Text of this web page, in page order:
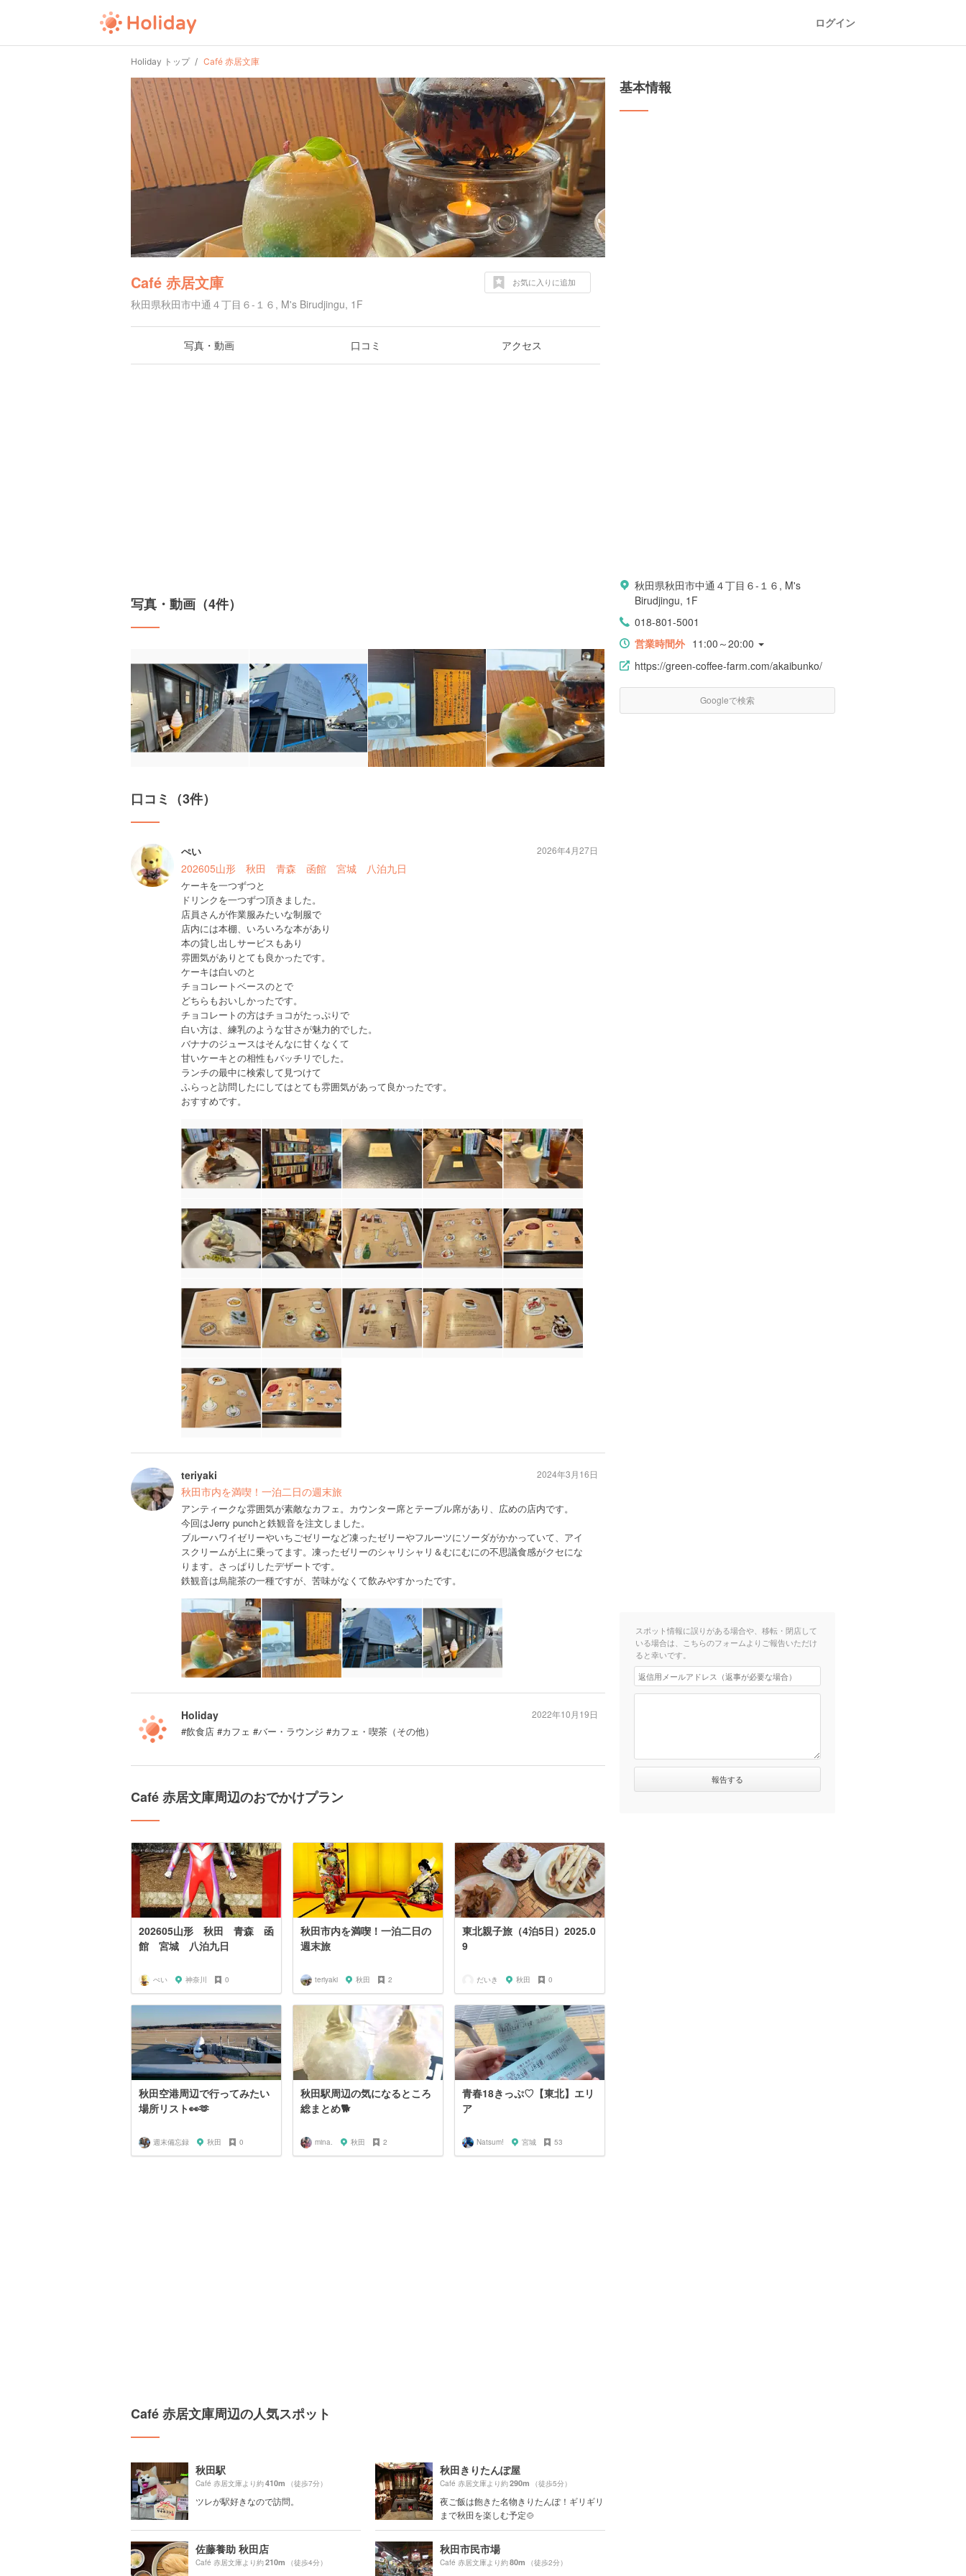
ログイン
Holiday トップ Café 赤居文庫
Café 赤居文庫
秋田県秋田市中通４丁目６-１６, M's Birudjingu, 1F
お気に入りに追加
写真・動画 口コミ アクセス
写真・動画（4件）
口コミ（3件）
ぺい
202605山形 秋田 青森 函館 宮城 八泊九日
ケーキを一つずつと
ドリンクを一つずつ頂きました。
店員さんが作業服みたいな制服で
店内には本棚、いろいろな本があり
本の貸し出しサービスもあり
雰囲気がありとても良かったです。
ケーキは白いのと
チョコレートベースのとで
どちらもおいしかったです。
チョコレートの方はチョコがたっぷりで
白い方は、練乳のような甘さが魅力的でした。
バナナのジュースはそんなに甘くなくて
甘いケーキとの相性もバッチリでした。
ランチの最中に検索して見つけて
ふらっと訪問したにしてはとても雰囲気があって良かったです。
おすすめです。
2026年4月27日
teriyaki
秋田市内を満喫！一泊二日の週末旅
アンティークな雰囲気が素敵なカフェ。カウンター席とテーブル席があり、広めの店内です。
今回はJerry punchと鉄観音を注文しました。
ブルーハワイゼリーやいちごゼリーなど凍ったゼリーやフルーツにソーダがかかっていて、アイ
スクリームが上に乗ってます。凍ったゼリーのシャリシャリ＆むにむにの不思議食感がクセにな
ります。さっぱりしたデザートです。
鉄観音は烏龍茶の一種ですが、苦味がなくて飲みやすかったです。
2024年3月16日
Holiday
#飲食店 #カフェ #バー・ラウンジ #カフェ・喫茶（その他）
2022年10月19日
Café 赤居文庫周辺のおでかけプラン
202605山形 秋田 青森 函
館 宮城 八泊九日
ぺい 神奈川 0
秋田市内を満喫！一泊二日の
週末旅
teriyaki 秋田 2
東北親子旅（4泊5日）2025.0
9
だいき 秋田 0
秋田空港周辺で行ってみたい
場所リスト👀🫶
週末備忘録 秋田 0
秋田駅周辺の気になるところ
総まとめ🐕
mina. 秋田 2
青春18きっぷ♡【東北】エリ
ア
Natsum! 宮城 53
Café 赤居文庫周辺の人気スポット
秋田駅
Café 赤居文庫より約410m （徒歩7分）
ツレが駅好きなので訪問。
秋田きりたんぽ屋
Café 赤居文庫より約290m （徒歩5分）
夜ご飯は飽きた名物きりたんぽ！ギリギリ
まで秋田を楽しむ予定🍲
佐藤養助 秋田店
Café 赤居文庫より約210m （徒歩4分）
秋田市民市場
Café 赤居文庫より約80m （徒歩2分）
基本情報
秋田県秋田市中通４丁目６-１６, M's
Birudjingu, 1F
018-801-5001
営業時間外 11:00～20:00
https://green-coffee-farm.com/akaibunko/
Googleで検索
スポット情報に誤りがある場合や、移転・閉店して
いる場合は、こちらのフォームよりご報告いただけ
ると幸いです。